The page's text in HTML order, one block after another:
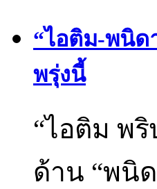
“ไอติม-พนิด
พรุ่งนี้
“ไอติม พ
ด้าน “พนิ